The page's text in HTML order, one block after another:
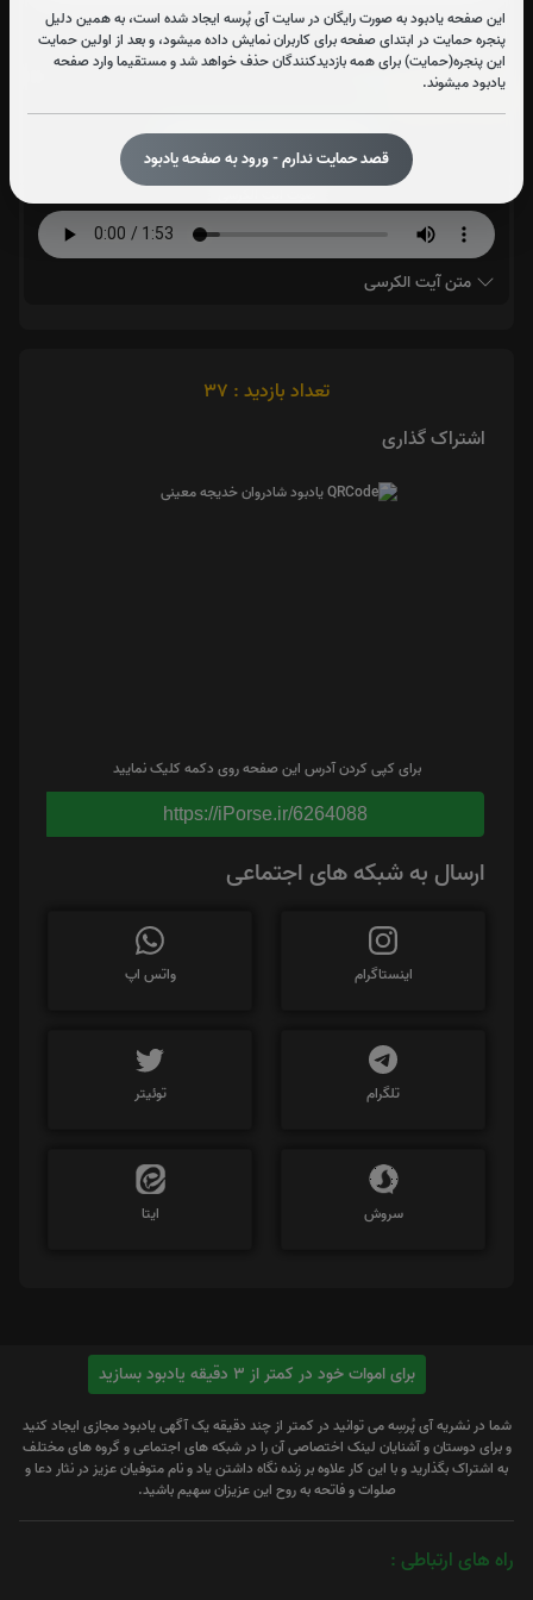
این صفحه یادبود به صورت رایگان در سایت آی پُرسه ایجاد شده است، به همین دلیل
پنجره حمایت در ابتدای صفحه برای کاربران نمایش داده میشود، و بعد از اولین حمایت
این پنجره(حمایت) برای همه بازدیدکنندگان حذف خواهد شد و مستقیما وارد صفحه
یادبود میشوند.
قصد حمایت ندارم - ورود به صفحه یادبود
متن سوره یاسین
آیت الکرسی:
متن آیت الکرسی
تعداد بازدید : 37
اشتراک گذاری
برای کپی کردن آدرس این صفحه روی دکمه کلیک نمایید
https://iPorse.ir/6264088
ارسال به شبکه های اجتماعی
اینستاگرام واتس اپ
تلگرام توئیتر
سروش ایتا
برای اموات خود در کمتر از 3 دقیقه یادبود بسازید
شما در نشریه آی پُرسِه می توانید در کمتر از چند دقیقه یک آگهی یادبود مجازی ایجاد کنید
و برای دوستان و آشنایان لینک اختصاصی آن را در شبکه های اجتماعی و گروه های مختلف
به اشتراک بگذارید و با این کار علاوه بر زنده نگاه داشتن یاد و نام متوفیان عزیز در نثار دعا و
صلوات و فاتحه به روح این عزیزان سهیم باشید.
راه های ارتباطی :